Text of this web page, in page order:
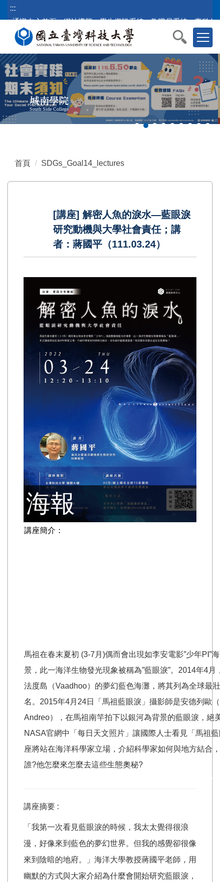
跳
到
內
容
區
塊
:::
通識中心首頁
網站導覽 學生資訊系統 教職員系統 臺科公
城南學院
South Side College
首頁 SDGs_Goal14_lectures
[講座] 解密人魚的淚水—藍眼淚
研究動機與大學社會責任；講
者：蔣國平（111.03.24）
海報
講座簡介：
馬祖在春末夏初 (3-7月)偶而會出現如李安電影”少年PI”
景，此一海洋生物發光現象被稱為”藍眼淚”。2014年4
法度島（Vaadhoo）的夢幻藍色海灘，將其列為全球最
名。2015年4月24日「馬祖藍眼淚」攝影師是安德列歐
Andreo），在馬祖南竿拍下以銀河為背景的藍眼淚，絕
NASA官網中「每日天文照片」讓國際人士看見「馬祖
座將站在海洋科學家立場，介紹科學家如何與地方結合
誰?他怎麼來怎麼去這些生態奧秘?
講座摘要 :
「我第一次看見藍眼淚的時候，我太太覺得很浪
漫，好像來到藍色的夢幻世界。但我的感覺卻很像
來到陰暗的地府。」海洋大學教授蔣國平老師，用
幽默的方式與大家介紹為什麼會開始研究藍眼淚，